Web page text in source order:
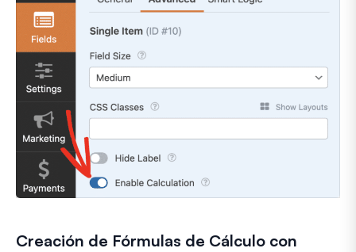
Creación de Fórmulas de Cálculo con